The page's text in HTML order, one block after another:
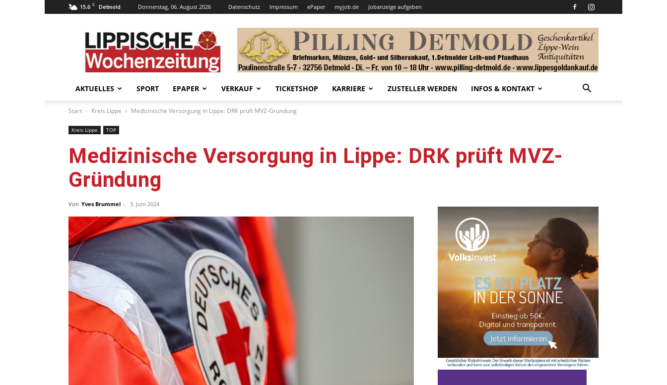
15.6 C Detmold Donnerstag, 06. August 2026 Datenschutz Impressum ePaper myjob.de Jobanzeige aufgeben
Lippische
Wochenzeitung
–
LWZ24.de
AKTUELLES SPORT EPAPER VERKAUF TICKETSHOP KARRIERE ZUSTELLER WERDEN INFOS & KONTAKT
Start Kreis Lippe Medizinische Versorgung in Lippe: DRK prüft MVZ-Gründung
Kreis Lippe TOP
Medizinische Versorgung in Lippe: DRK prüft MVZ-
Gründung
Von Yves Brummel - 3. Juni 2024